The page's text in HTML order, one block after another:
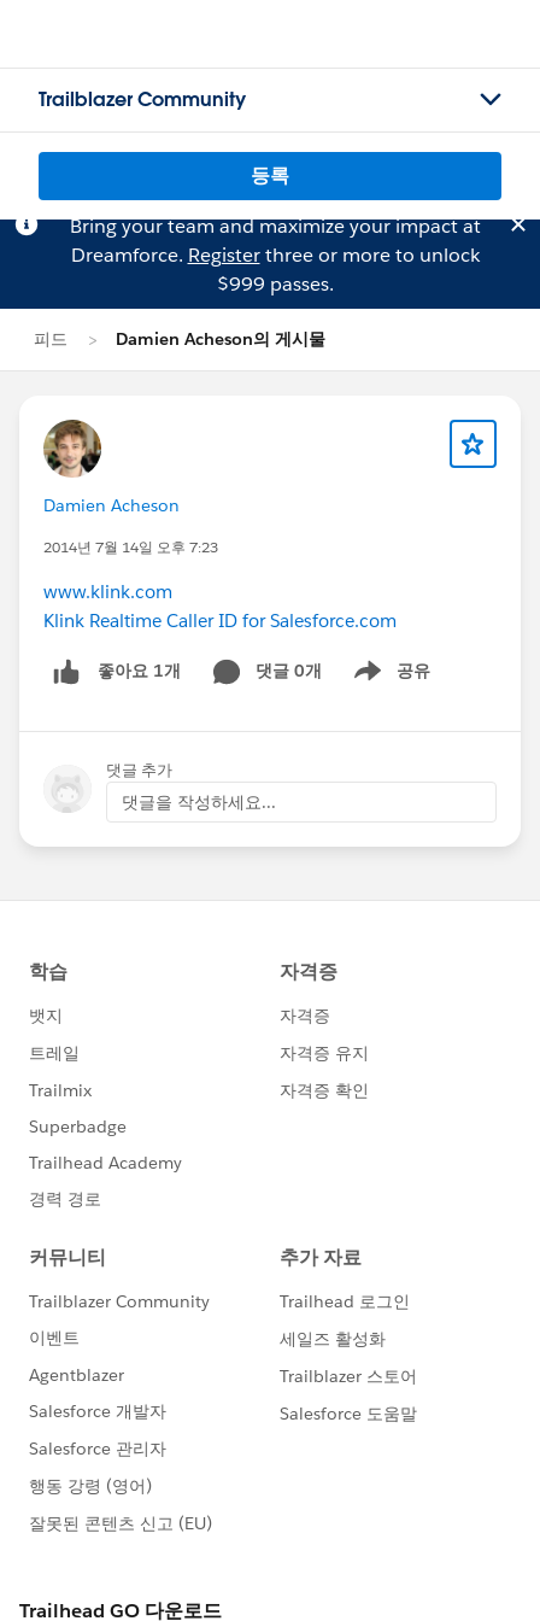
Trailblazer Community
등록
Bring your team and maximize your impact at
Dreamforce. Registerthree or more to unlock
$999 passes.
피드 Damien Acheson의 게시물
Damien Acheson
2014년 7월 14일 오후 7:23
www.klink.com
Klink Realtime Caller ID for Salesforce.com
좋아요 1개 댓글 0개 공유
Show menu
댓글 추가
댓글을 작성하세요...